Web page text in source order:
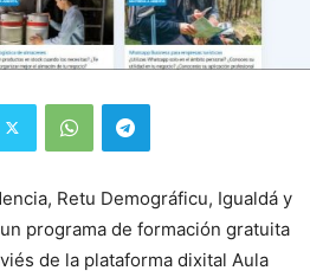
Retu Demográficu, Igualdá y
programa de formación gratuita
de la plataforma dixital Aula